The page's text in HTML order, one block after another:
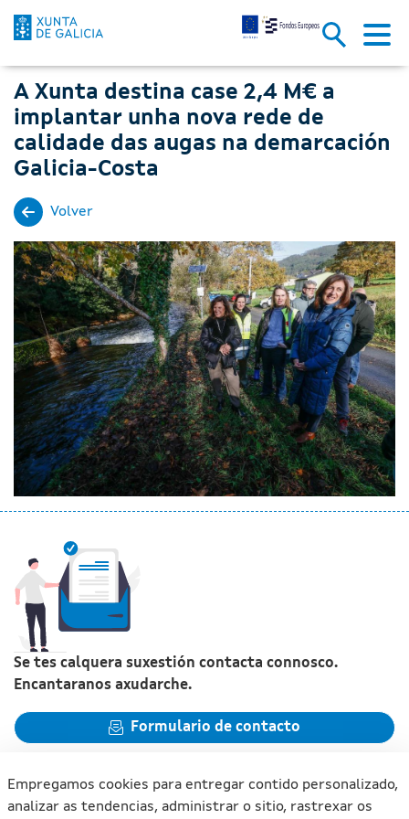
A Xunta destina case 2,4 M€ a
Skip to Main Content
A Xunta destina case 2,4 M€ a
implantar unha nova rede de
calidade das augas na demarcación
Galicia-Costa
Volver
Se tes calquera suxestión contacta connosco.
Encantaranos axudarche.
Formulario de contacto
Empregamos cookies para entregar contido personalizado,
analizar as tendencias, administrar o sitio, rastrexar os